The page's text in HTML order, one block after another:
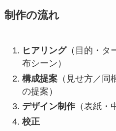
制作の流れ
ヒアリング（目的・タ
布シーン）
構成提案（見せ方／同
の提案）
デザイン制作（表紙・
校正